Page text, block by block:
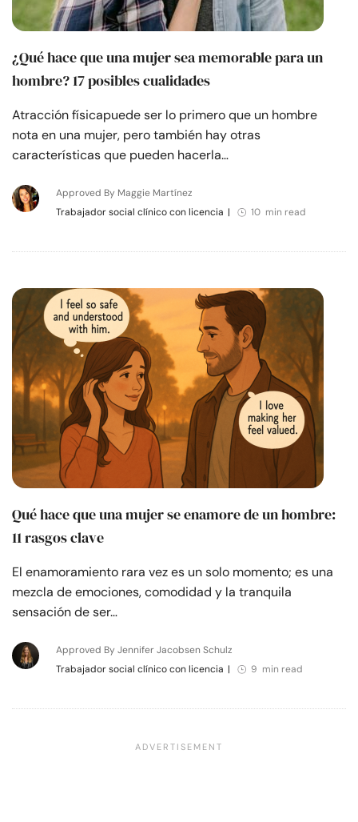
¿Qué hace que una mujer sea memorable para un
hombre? 17 posibles cualidades
Atracción físicapuede ser lo primero que un hombre
nota en una mujer, pero también hay otras
características que pueden hacerla…
Approved By Maggie Martínez
Trabajador social clínico con licencia | 10 min read
Qué hace que una mujer se enamore de un hombre:
11 rasgos clave
El enamoramiento rara vez es un solo momento; es una
mezcla de emociones, comodidad y la tranquila
sensación de ser…
Approved By Jennifer Jacobsen Schulz
Trabajador social clínico con licencia | 9 min read